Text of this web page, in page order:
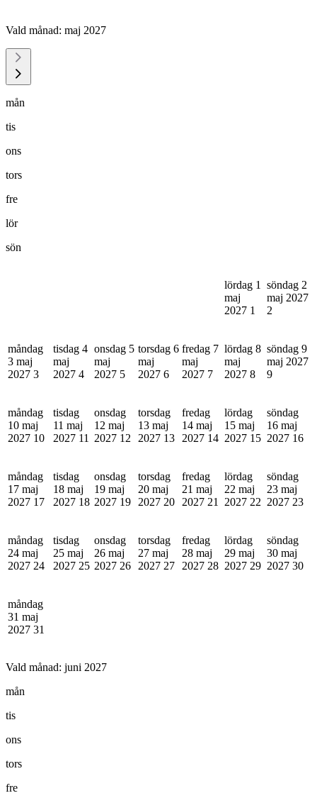
Vald månad: maj 2027
mån
tis
ons
tors
fre
lör
sön
lördag 1
maj
2027 1
söndag 2
maj 2027
2
måndag
3 maj
2027 3
tisdag 4
maj
2027 4
onsdag 5
maj
2027 5
torsdag 6
maj
2027 6
fredag 7
maj
2027 7
lördag 8
maj
2027 8
söndag 9
maj 2027
9
måndag
10 maj
2027 10
tisdag
11 maj
2027 11
onsdag
12 maj
2027 12
torsdag
13 maj
2027 13
fredag
14 maj
2027 14
lördag
15 maj
2027 15
söndag
16 maj
2027 16
måndag
17 maj
2027 17
tisdag
18 maj
2027 18
onsdag
19 maj
2027 19
torsdag
20 maj
2027 20
fredag
21 maj
2027 21
lördag
22 maj
2027 22
söndag
23 maj
2027 23
måndag
24 maj
2027 24
tisdag
25 maj
2027 25
onsdag
26 maj
2027 26
torsdag
27 maj
2027 27
fredag
28 maj
2027 28
lördag
29 maj
2027 29
söndag
30 maj
2027 30
måndag
31 maj
2027 31
Vald månad: juni 2027
mån
tis
ons
tors
fre